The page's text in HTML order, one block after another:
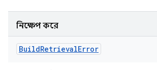
নিক্ষেপ করে
BuildRetrievalError